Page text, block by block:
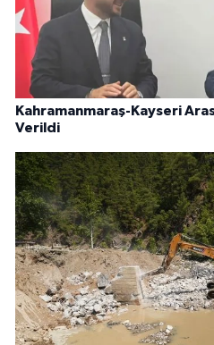
Kahramanmaraş-Kayseri
Verildi